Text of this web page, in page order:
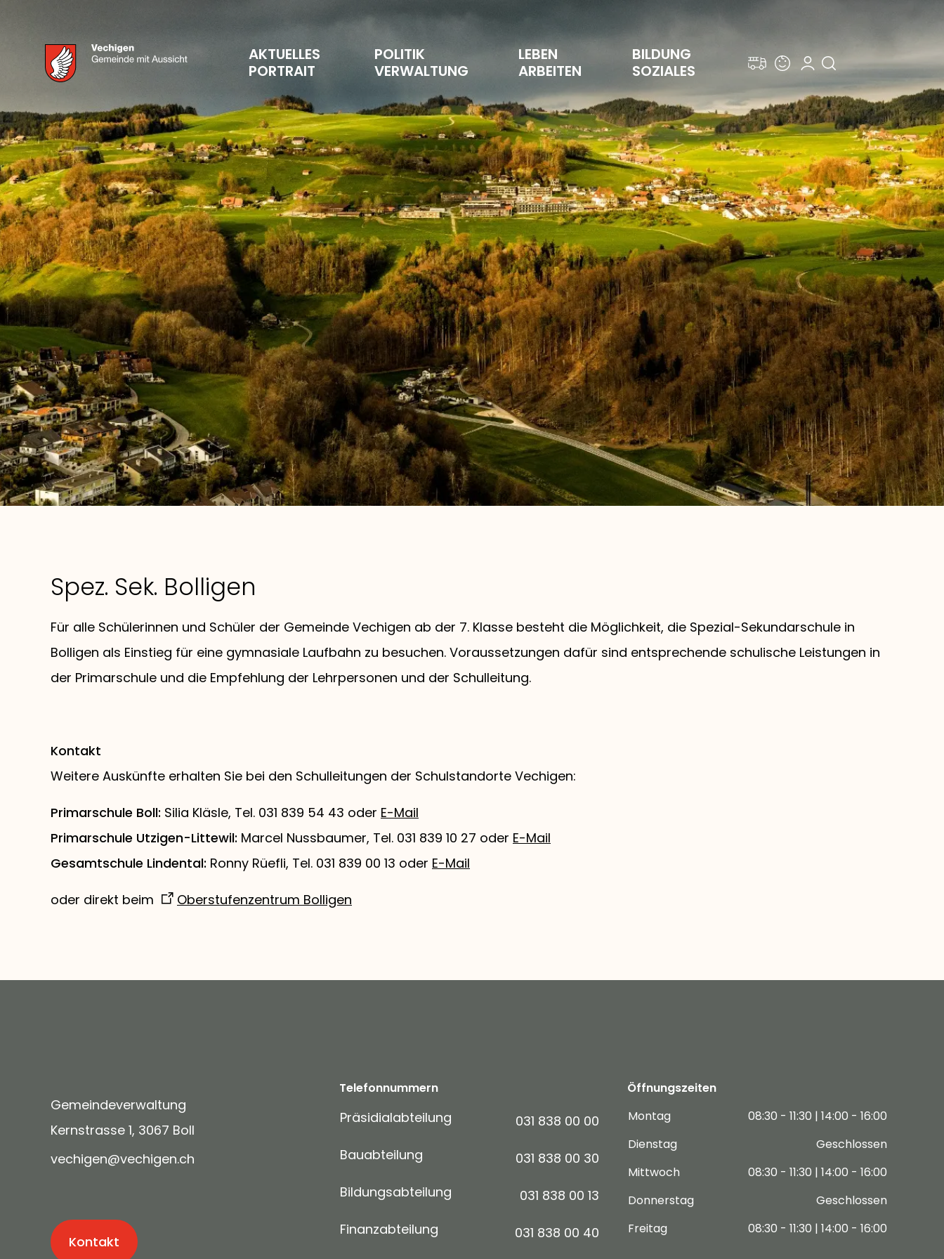
AKTUELLES
PORTRAIT
POLITIK
VERWALTUNG
LEBEN
ARBEITEN
BILDUNG
SOZIALES
Spez. Sek. Bolligen
Für alle Schülerinnen und Schüler der Gemeinde Vechigen ab der 7. Klasse besteht die Möglichkeit, die Spezial-Sekundarschule in
Bolligen als Einstieg für eine gymnasiale Laufbahn zu besuchen. Voraussetzungen dafür sind entsprechende schulische Leistungen in
der Primarschule und die Empfehlung der Lehrpersonen und der Schulleitung.
Kontakt
Weitere Auskünfte erhalten Sie bei den Schulleitungen der Schulstandorte Vechigen:
Primarschule Boll: Silia Kläsle, Tel. 031 839 54 43 oder E-Mail
Primarschule Utzigen-Littewil: Marcel Nussbaumer, Tel. 031 839 10 27 oder E-Mail
Gesamtschule Lindental: Ronny Rüefli, Tel. 031 839 00 13 oder E-Mail
oder direkt beim Oberstufenzentrum Bolligen
Gemeindeverwaltung
Kernstrasse 1, 3067 Boll
v ch g n v ch g n ch
Kontakt
Telefonnummern
Präsidialabteilung
031 838 00 00
Bauabteilung
031 838 00 30
Bildungsabteilung
031 838 00 13
Finanzabteilung
031 838 00 40
Öffnungszeiten
Montag
08:30 - 11:30 | 14:00 - 16:00
Dienstag
Geschlossen
Mittwoch
08:30 - 11:30 | 14:00 - 16:00
Donnerstag
Geschlossen
Freitag
08:30 - 11:30 | 14:00 - 16:00